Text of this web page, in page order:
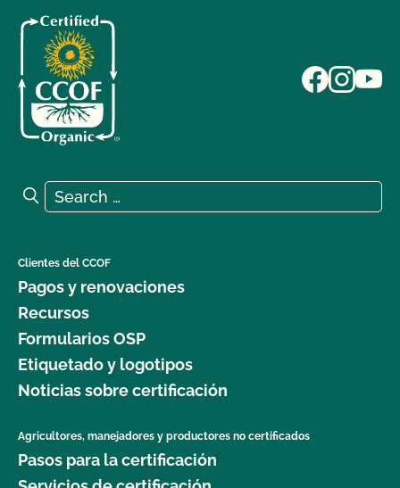
Search for:
Search
Clientes del CCOF
Pagos y renovaciones
Recursos
Formularios OSP
Etiquetado y logotipos
Noticias sobre certificación
Agricultores, manejadores y productores no certificados
Pasos para la certificación